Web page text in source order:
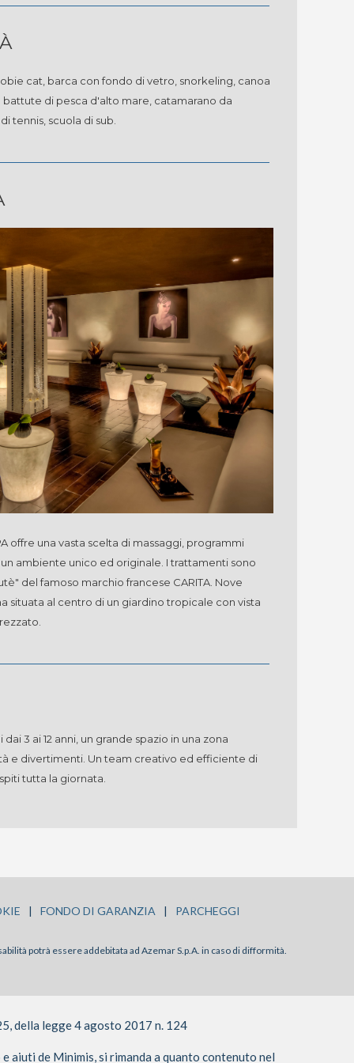
cat, barca con fondo di vetro, snorkeling, canoa
di pesca d'alto mare, catamarano da
tennis, scuola di sub.
offre una vasta scelta di massaggi, programmi
ambiente unico ed originale. I trattamenti sono
del famoso marchio francese CARITA. Nove
situata al centro di un giardino tropicale con vista
3 ai 12 anni, un grande spazio in una zona
e divertimenti. Un team creativo ed efficiente di
tutta la giornata.
| FONDO DI GARANZIA | PARCHEGGI
potrà essere addebitata ad Azemar S.p.A. in caso di difformità.
della legge 4 agosto 2017 n. 124
aiuti de Minimis, si rimanda a quanto contenuto nel